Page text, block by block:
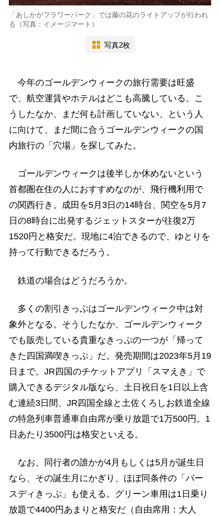
「あしかがフラワーパーク」では藤の花のライトアップが行われ
る（写真：イメージマート）
写真2枚
今年のゴールデンウィークの旅行需要は旺盛
で、航空運賃やホテルはどこも高騰している。こ
うしたなか、まだ何も計画していない、という人
に向けて、まだ間に合うゴールデンウィークの国
内旅行の「穴場」を探してみた。
ゴールデンウィークは後半しか休めないという
首都圏在住の人におすすめなのが、飛行機利用で
の関西行き。成田を5月3日の14時台、関空を5月7
日の8時台に出発するジェットスターが往復2万
1520円と格安だ。現地に4泊できるので、ゆとりを
持って行動できるだろう。
鉄道の場合はどうだろうか。
多くの割引きっぷはゴールデンウィーク中は対
象外となる。そうしたなか、ゴールデンウィーク
でも販売している貴重なきっぷの一つが「帰って
きた四国満喫きっぷ」だ。発売期間は2023年5月19
日まで。JR四国のチケットアプリ「スマえき」で
購入できるデジタル版なら、土日祝日を1日以上含
む連続3日間、JR四国全線と土佐くろしお鉄道全線
の特急列車普通車自由席が乗り放題で1万500円。1
日あたり3500円は格安といえる。
なお、同行者の誰かが4月もしくは5月が誕生日
なら、その誕生月にかぎり、ほぼ同条件の「バー
スディきっぷ」も使える。グリーン車用は1日乗り
放題で4400円あまりと格安だ（自由席用：大人